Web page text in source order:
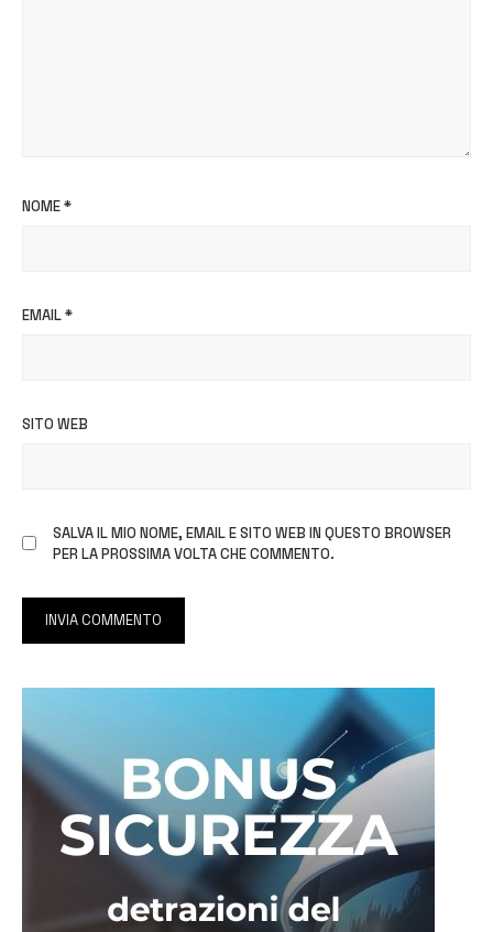
NOME*
EMAIL*
SITO WEB
SALVA IL MIO NOME, EMAIL E SITO WEB IN QUESTO BROWSER
PER LA PROSSIMA VOLTA CHE COMMENTO.